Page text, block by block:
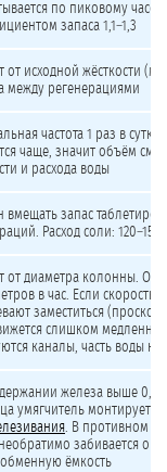
по пиковому
запаса 1,1–1,3
от исходной жёсткости
между регенерациями
частота 1 раз в
чаще, значит объём
и расхода воды
вмещать запас
Расход соли:
от диаметра колонны.
в час. Если скорость
заместиться
слишком
каналы, часть воды не
железа выше 0,3
умягчитель
. В противном
забивается
обменную ёмкость